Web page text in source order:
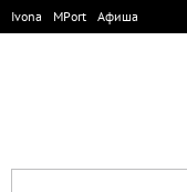
Ivona MPort Афиша